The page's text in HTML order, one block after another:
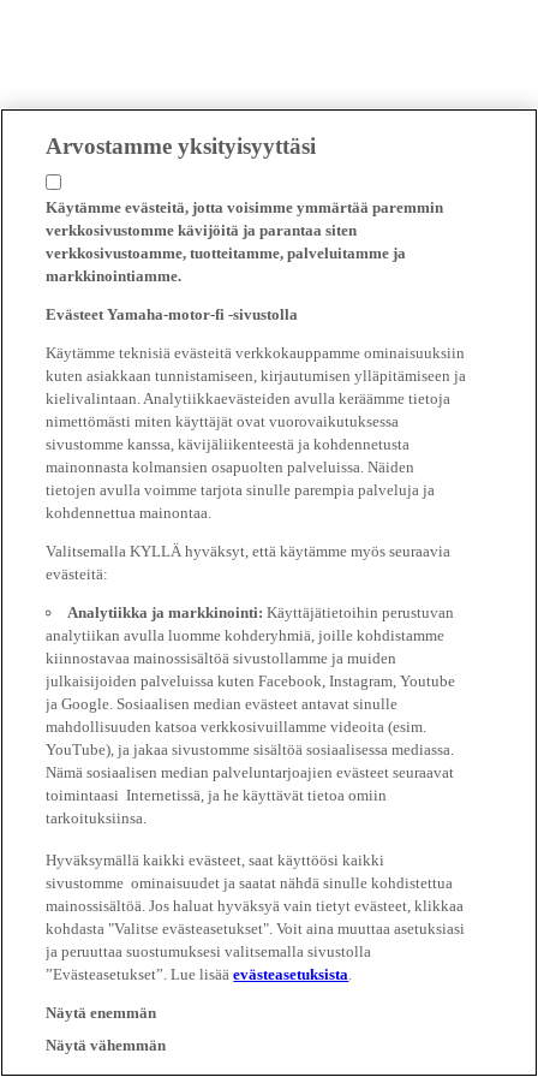
Arvostamme yksityisyyttäsi
Käytämme evästeitä, jotta voisimme ymmärtää paremmin
verkkosivustomme kävijöitä ja parantaa siten
verkkosivustoamme, tuotteitamme, palveluitamme ja
markkinointiamme.
Evästeet Yamaha-motor-fi -sivustolla
Käytämme teknisiä evästeitä verkkokauppamme ominaisuuksiin
kuten asiakkaan tunnistamiseen, kirjautumisen ylläpitämiseen ja
kielivalintaan. Analytiikkaevästeiden avulla keräämme tietoja
nimettömästi miten käyttäjät ovat vuorovaikutuksessa
sivustomme kanssa, kävijäliikenteestä ja kohdennetusta
mainonnasta kolmansien osapuolten palveluissa. Näiden
tietojen avulla voimme tarjota sinulle parempia palveluja ja
kohdennettua mainontaa.
Valitsemalla KYLLÄ hyväksyt, että käytämme myös seuraavia
evästeitä:
Analytiikka ja markkinointi:Käyttäjätietoihin perustuvan
analytiikan avulla luomme kohderyhmiä, joille kohdistamme
kiinnostavaa mainossisältöä sivustollamme ja muiden
julkaisijoiden palveluissa kuten Facebook, Instagram, Youtube
ja Google. Sosiaalisen median evästeet antavat sinulle
mahdollisuuden katsoa verkkosivuillamme videoita (esim.
YouTube), ja jakaa sivustomme sisältöä sosiaalisessa mediassa.
Nämä sosiaalisen median palveluntarjoajien evästeet seuraavat
toimintaasi Internetissä, ja he käyttävät tietoa omiin
tarkoituksiinsa.
Hyväksymällä kaikki evästeet, saat käyttöösi kaikki
sivustomme ominaisuudet ja saatat nähdä sinulle kohdistettua
mainossisältöä. Jos haluat hyväksyä vain tietyt evästeet, klikkaa
kohdasta "Valitse evästeasetukset". Voit aina muuttaa asetuksiasi
ja peruuttaa suostumuksesi valitsemalla sivustolla
”Evästeasetukset”. Lue lisääevästeasetuksista
Näytä enemmän
Näytä vähemmän